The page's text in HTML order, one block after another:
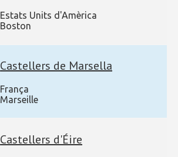
Estats Units d'Amèrica
Boston
Castellers de Marsella
França
Marseille
Castellers d'Éire